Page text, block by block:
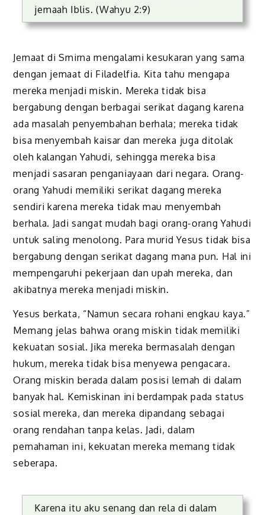
jemaah Iblis. (Wahyu 2:9)
Jemaat di Smirna mengalami kesukaran yang sama
dengan jemaat di Filadelfia. Kita tahu mengapa
mereka menjadi miskin. Mereka tidak bisa
bergabung dengan berbagai serikat dagang karena
ada masalah penyembahan berhala; mereka tidak
bisa menyembah kaisar dan mereka juga ditolak
oleh kalangan Yahudi, sehingga mereka bisa
menjadi sasaran penganiayaan dari negara. Orang-
orang Yahudi memiliki serikat dagang mereka
sendiri karena mereka tidak mau menyembah
berhala. Jadi sangat mudah bagi orang-orang Yahudi
untuk saling menolong. Para murid Yesus tidak bisa
bergabung dengan serikat dagang mana pun. Hal ini
mempengaruhi pekerjaan dan upah mereka, dan
akibatnya mereka menjadi miskin.
Yesus berkata, “Namun secara rohani engkau kaya.”
Memang jelas bahwa orang miskin tidak memiliki
kekuatan sosial. Jika mereka bermasalah dengan
hukum, mereka tidak bisa menyewa pengacara.
Orang miskin berada dalam posisi lemah di dalam
banyak hal. Kemiskinan ini berdampak pada status
sosial mereka, dan mereka dipandang sebagai
orang rendahan tanpa kelas. Jadi, dalam
pemahaman ini, kekuatan mereka memang tidak
seberapa.
Karena itu aku senang dan rela di dalam